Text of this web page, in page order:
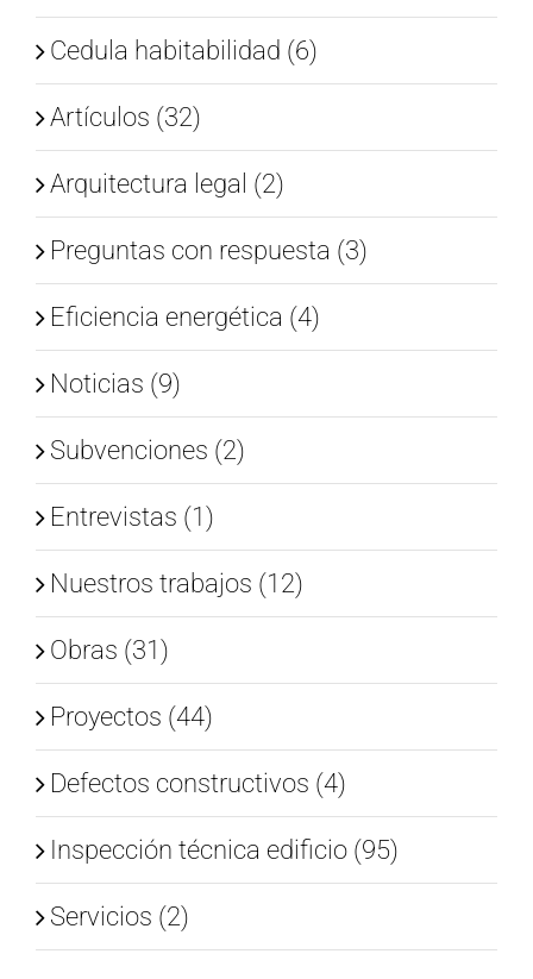
Cedula habitabilidad (6)
Artículos (32)
Arquitectura legal (2)
Preguntas con respuesta (3)
Eficiencia energética (4)
Noticias (9)
Subvenciones (2)
Entrevistas (1)
Nuestros trabajos (12)
Obras (31)
Proyectos (44)
Defectos constructivos (4)
Inspección técnica edificio (95)
Servicios (2)